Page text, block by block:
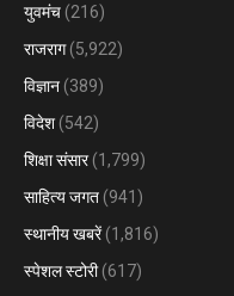
युवमंच (216)
राजराग(5,922)
विज्ञान (389)
विदेश (542)
शिक्षा संसार(1,799)
साहित्य जगत (941)
स्थानीय खबरें(1,816)
स्पेशल स्टोरी(617)